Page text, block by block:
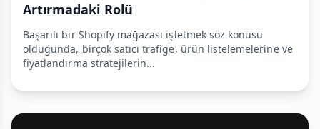
Artırmadaki Rolü
Başarılı bir Shopify mağazası işletmek söz konusu
olduğunda, birçok satıcı trafiğe, ürün listelemelerine ve
fiyatlandırma stratejilerin...